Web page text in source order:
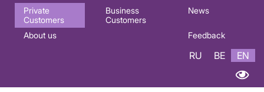
Основная
навигация
Private
Customers
Business
Customers
News
About us Feedback
RU BE EN